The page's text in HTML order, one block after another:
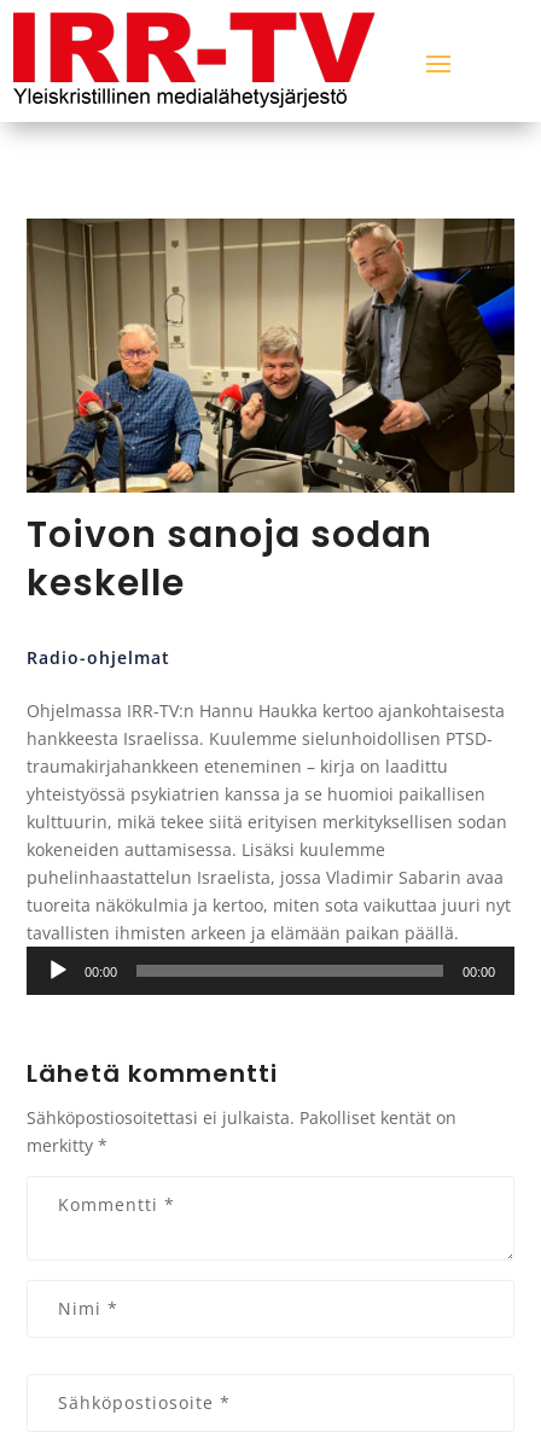
Toivon sanoja sodan
keskelle
Radio-ohjelmat
Ohjelmassa IRR-TV:n Hannu Haukka kertoo ajankohtaisesta
hankkeesta Israelissa. Kuulemme sielunhoidollisen PTSD-
traumakirjahankkeen eteneminen – kirja on laadittu
yhteistyössä psykiatrien kanssa ja se huomioi paikallisen
kulttuurin, mikä tekee siitä erityisen merkityksellisen sodan
kokeneiden auttamisessa. Lisäksi kuulemme
puhelinhaastattelun Israelista, jossa Vladimir Sabarin avaa
tuoreita näkökulmia ja kertoo, miten sota vaikuttaa juuri nyt
tavallisten ihmisten arkeen ja elämään paikan päällä.
Äänitoistin
00:00 00:00
Lähetä kommentti
Sähköpostiosoitettasi ei julkaista. Pakolliset kentät on
merkitty*